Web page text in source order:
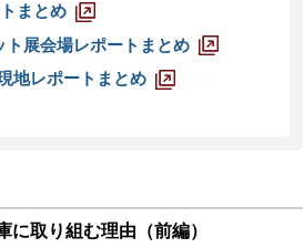
まとめ
ト展会場レポートまとめ
地レポートまとめ
取り組む理由（前編）